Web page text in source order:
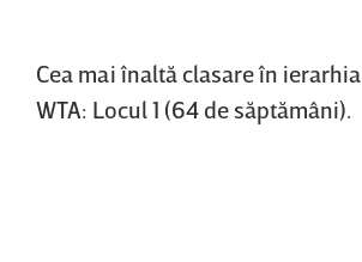
Cea mai înaltă clasare în ierarhia
WTA: Locul 1 (64 de săptămâni).